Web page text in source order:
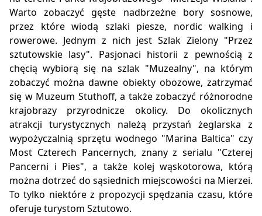
Warto zobaczyć gęste nadbrzeżne bory sosnowe,
przez które wiodą szlaki piesze, nordic walking i
rowerowe. Jednym z nich jest Szlak Zielony "Przez
sztutowskie lasy". Pasjonaci historii z pewnością z
chęcią wybiorą się na szlak "Muzealny", na którym
zobaczyć można dawne obiekty obozowe, zatrzymać
się w Muzeum Stuthoff, a także zobaczyć różnorodne
krajobrazy przyrodnicze okolicy. Do okolicznych
atrakcji turystycznych należą przystań żeglarska z
wypożyczalnią sprzętu wodnego "Marina Baltica" czy
Most Czterech Pancernych, znany z serialu "Czterej
Pancerni i Pies", a także kolej wąskotorowa, którą
można dotrzeć do sąsiednich miejscowości na Mierzei.
To tylko niektóre z propozycji spędzania czasu, które
oferuje turystom Sztutowo.